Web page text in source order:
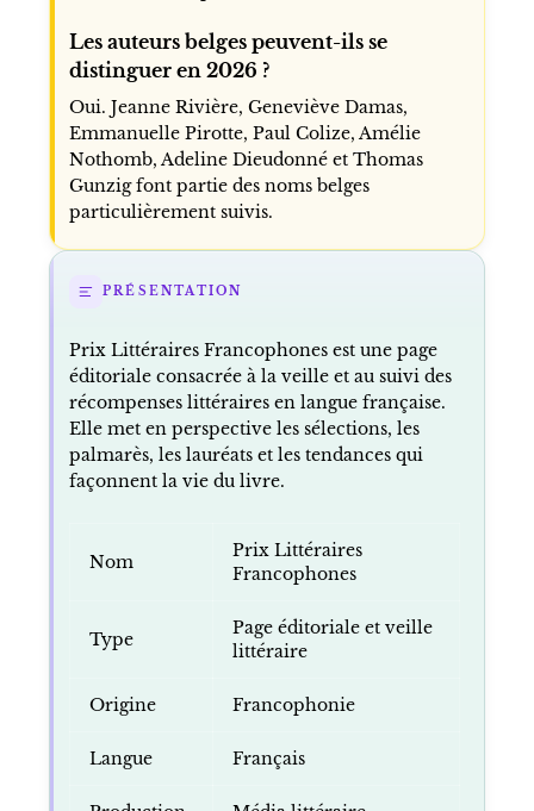
Les auteurs belges peuvent-ils se
distinguer en 2026 ?
Oui. Jeanne Rivière, Geneviève Damas,
Emmanuelle Pirotte, Paul Colize, Amélie
Nothomb, Adeline Dieudonné et Thomas
Gunzig font partie des noms belges
particulièrement suivis.
PRÉSENTATION
Prix Littéraires Francophones est une page
éditoriale consacrée à la veille et au suivi des
récompenses littéraires en langue française.
Elle met en perspective les sélections, les
palmarès, les lauréats et les tendances qui
façonnent la vie du livre.
Nom
Prix Littéraires
Francophones
Type
Page éditoriale et veille
littéraire
Origine Francophonie
Langue Français